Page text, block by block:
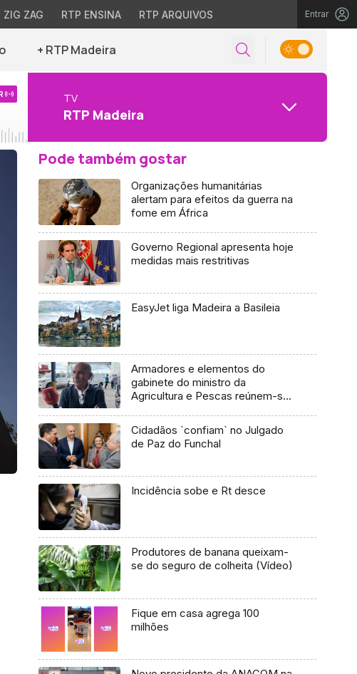
ZIG ZAG RTP ENSINA RTP ARQUIVOS Entrar
+ RTP Madeira
TV
RTP Madeira
Pode também gostar
Organizações humanitárias
alertam para efeitos da guerra na
fome em África
Governo Regional apresenta hoje
medidas mais restritivas
EasyJet liga Madeira a Basileia
Armadores e elementos do
gabinete do ministro da
Agricultura e Pescas reúnem-se
Cidadãos `confiam` no Julgado
de Paz do Funchal
Incidência sobe e Rt desce
Produtores de banana queixam-
se do seguro de colheita (Vídeo)
Fique em casa agrega 100
milhões